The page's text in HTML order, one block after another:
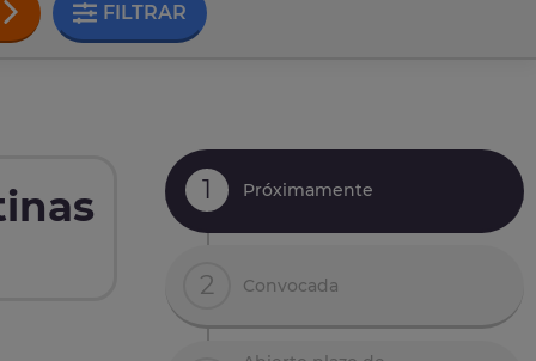
FILTRAR
1 Próximamente
2 Convocada